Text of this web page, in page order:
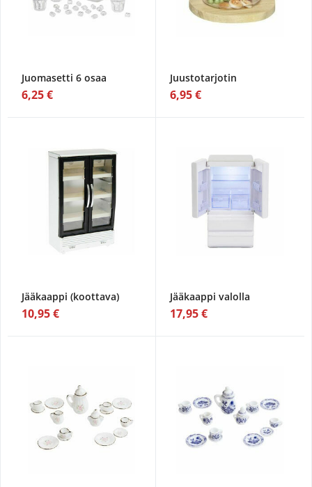
Juomasetti 6 osaa
6,25 €
Juustotarjotin
6,95 €
Jääkaappi (koottava)
10,95 €
Jääkaappi valolla
17,95 €